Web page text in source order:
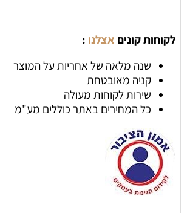
לקוחות קונים אצלנו :
שנה מלאה של אחריות על המוצר
קניה מאובטחת
שירות לקוחות מעולה
כל המחירים באתר כוללים מע"מ